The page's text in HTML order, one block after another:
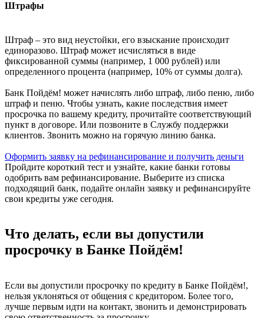
Штрафы
Штраф – это вид неустойки, его взыскание происходит
единоразово. Штраф может исчисляться в виде
фиксированной суммы (например, 1 000 рублей) или
определенного процента (например, 10% от суммы долга).
Банк Пойдём! может начислять либо штраф, либо пеню, либо
штраф и пеню. Чтобы узнать, какие последствия имеет
просрочка по вашему кредиту, прочитайте соответствующий
пункт в договоре. Или позвоните в Службу поддержки
клиентов. Звонить можно на горячую линию банка.
Оформить заявку на рефинансирование и получить деньги
Пройдите короткий тест и узнайте, какие банки готовы
одобрить вам рефинансирование. Выберите из списка
подходящий банк, подайте онлайн заявку и рефинансируйте
свои кредиты уже сегодня.
Что делать, если вы допустили
просрочку в Банке Пойдём!
Если вы допустили просрочку по кредиту в Банке Пойдём!,
нельзя уклоняться от общения с кредитором. Более того,
лучше первым идти на контакт, звонить и демонстрировать